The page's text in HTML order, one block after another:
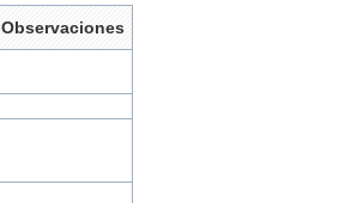
Observaciones